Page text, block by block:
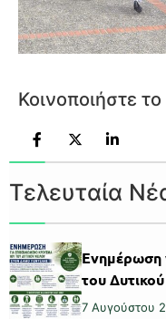
Κοινοποιήστε
Τελευταία
Ενημέρωση
του
7 Αυγούστου